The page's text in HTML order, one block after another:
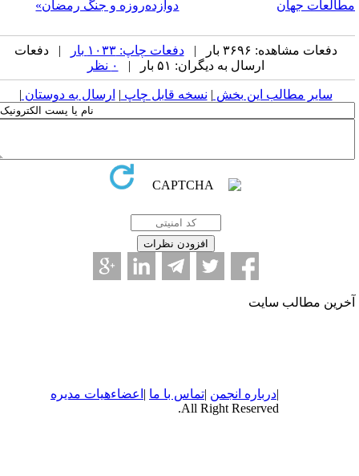
جهان
دوازده‌روزه و جنگ رمضان»
دفعات مشاهده: ۳۶۹۶ بار | دفعات چاپ: ۱۰۳۳ بار
| دفعات
ارسال به دیگران: ۵۱ بار |
سایر مطالب این بخش | نسخه قابل چاپ| ارسال به دوستان|
مطالب سایت
دربارهانجمن|تماس با ما|اعضاءهیات مدیره
All Right Reserved.